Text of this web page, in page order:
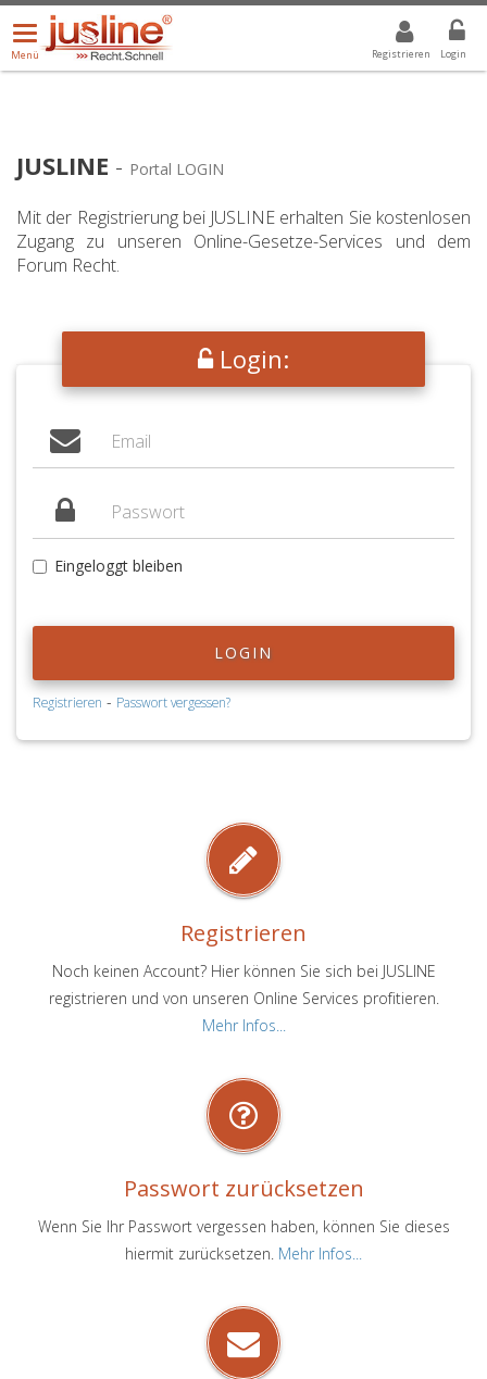
Registrieren Login
Menü
öffnen/schließen
Menü
ALLE DROPDOWN: GEWÄHLTER WERT IST ALLE
JUSLINE - Portal LOGIN
Mit der Registrierung bei JUSLINE erhalten Sie kostenlosen
Zugang zu unseren Online-Gesetze-Services und dem
Forum Recht.
Login:
Eingeloggt bleiben
LOGIN
Registrieren - Passwort vergessen?
Registrieren
Noch keinen Account? Hier können Sie sich bei JUSLINE
registrieren und von unseren Online Services profitieren.
Mehr Infos...
Passwort zurücksetzen
Wenn Sie Ihr Passwort vergessen haben, können Sie dieses
hiermit zurücksetzen. Mehr Infos...